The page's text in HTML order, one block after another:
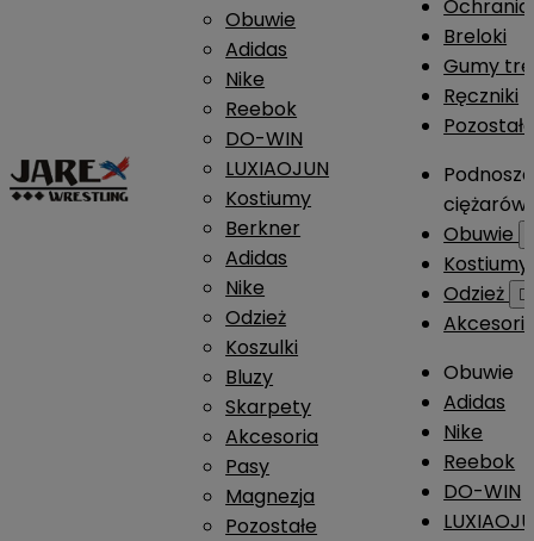
Obuwie
Adidas
Nike
Reebok
DO-WIN
LUXIAOJUN
Kostiumy
Berkner
Adidas
Nike
Odzież
Koszulki
Bluzy
Skarpety
Akcesoria
Pasy
Magnezja
Pozostałe
Breloki
Gumy
Ręczniki
ciężarów
Obuwie
Kostiumy
Odzież

Obuwie
Adidas
Nike
Reebok
DO-WIN